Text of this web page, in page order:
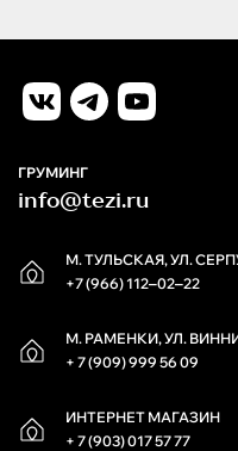
М. ТУЛЬСКАЯ, УЛ.
+7 (966) 112‒02‒22
М. РАМЕНКИ, УЛ.
+ 7 (909) 999 56 09
ИНТЕРНЕТ МАГАЗИН
+ 7 (903) 017 57 77
ГРУМИНГ
info@tezi.ru